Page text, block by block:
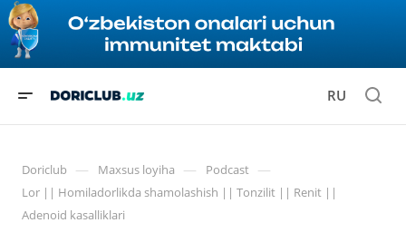
RU
Doriclub — Maxsus loyiha — Podcast —
Lor || Homiladorlikda shamolashish || Tonzilit || Renit ||
Adenoid kasalliklari